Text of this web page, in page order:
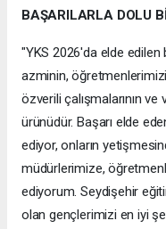
BAŞARILARLA DOLU
"YKS 2026'da elde
azminin,
özverili çalışmalarının
ürünüdür. Başarı elde
ediyor, onların
müdürlerimize,
ediyorum. Seydişehir
olan gençlerimizi en iyi